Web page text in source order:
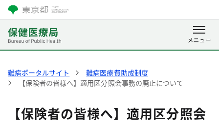
難病ポータルサイト
難病医療費助成制度
【保険者の皆様へ】適用区分照会事務の廃止について
【保険者の皆様へ】適用区分照会